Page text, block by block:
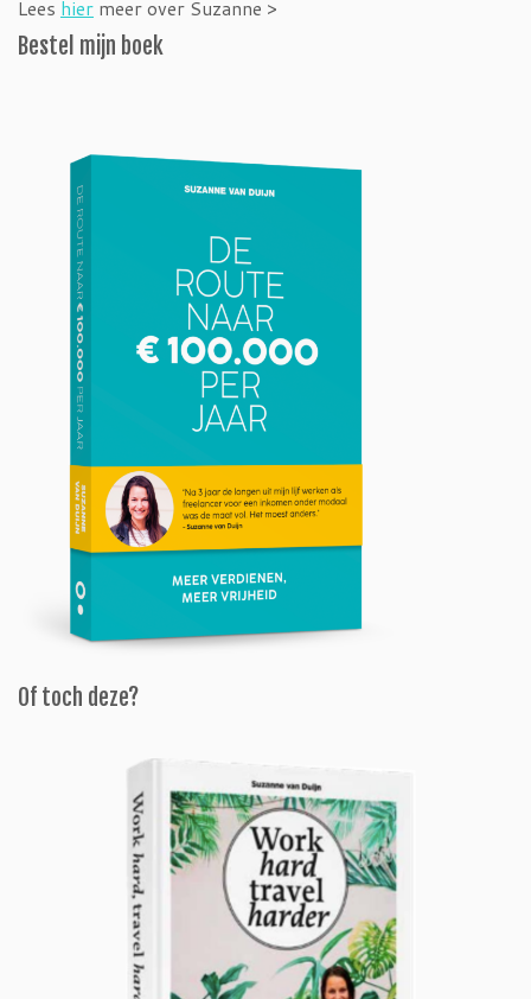
Lees hier meer over Suzanne >
Bestel mijn boek
Of toch deze?